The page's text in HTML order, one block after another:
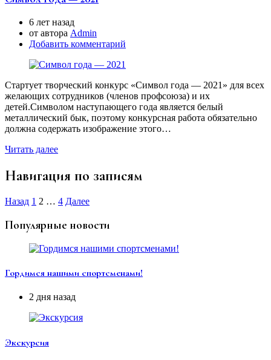
6 лет назад
от автора Аdmin
Добавить комментарий
Стартует творческий конкурс «Символ года — 2021» для всех
желающих сотрудников (членов профсоюза) и их
детей.Символом наступающего года является белый
металлический бык, поэтому конкурсная работа обязательно
должна содержать изображение этого…
Читать далее
Навигация по записям
Назад 1 2 … 4 Далее
Популярные новости
Гордимся нашими спортсменами!
2 дня назад
Экскурсия